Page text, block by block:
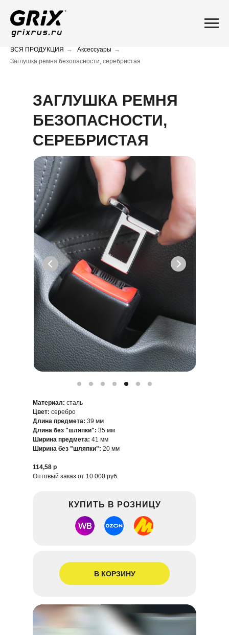
ВСЯ ПРОДУКЦИЯ → Аксессуары →
Заглушка ремня безопасности, серебристая
ЗАГЛУШКА РЕМНЯ
БЕЗОПАСНОСТИ,
СЕРЕБРИСТАЯ
В КОРЗИНУ
КУПИТЬ В РОЗНИЦУ
Материал: сталь
Цвет: серебро
Длина предмета: 39 мм
Длина без "шляпки": 35 мм
Ширина предмета: 41 мм
Ширина без "шляпки": 20 мм
114,58 р
Оптовый заказ от 10 000 руб.